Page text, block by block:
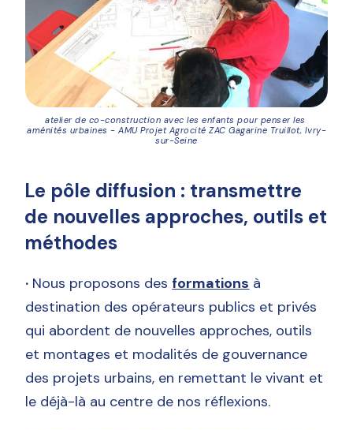
atelier de co-construction avec les enfants pour penser les
aménités urbaines - AMU Projet Agrocité ZAC Gagarine Truillot, Ivry-
sur-Seine
Le pôle diffusion : transmettre
de nouvelles approches, outils et
méthodes
· Nous proposons des formations à
destination des opérateurs publics et privés
qui abordent de nouvelles approches, outils
et montages et modalités de gouvernance
des projets urbains, en remettant le vivant et
le déjà-là au centre de nos réflexions.